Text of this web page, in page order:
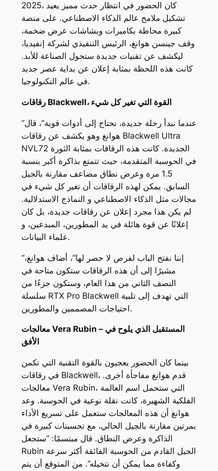
2025، كان الحضور في انتظار حدث مميز يعيد
تشكيل ملامح عالم الذكاء الاصطناعي. على منصة
كبيرة محاطة بكاميرات وبشاشات عرض ضخمة،
وقف جينسن هوانغ، الرئيس التنفيذي لشركة إنفيديا،
ليكشف عن تقنيات جديدة ستحول الصناعة للأبد.
كانت هذه اللحظة بمثابة إعلان عن بداية عصر جديد
في عالم التكنولوجيا.
رقاقات Blackwell، القوة التي تغير كل شيء
“عندما نبدأ رحلة جديدة، نحتاج إلى أدوات قوية”، قال
هوانغ وهو يكشف عن رقاقات Blackwell Ultra
NVL72 الجديدة. كانت هذه الرقاقات بمثابة الثورة
في الحوسبة المتقدمة، حيث تتمتع بذاكرة أكبر بنسبة
1.5 مرة وعرض نطاق مضاعف مقارنة بالجيل
السابق. يمكن لهذه الرقاقات أن تغير كل شيء في
مجالات مثل الذكاء الاصطناعي و النماذج الاستدلالية.
لم يكن هذا مجرد إعلان عن رقاقات جديدة، بل كان
إعلانًا عن قوة هائلة في يد المطورين، المبدعين، و
علماء البيانات.
“إننا نفتح الباب لفرص لا حصر لها”، أضاف هوانغ،
مشيرًا إلى أن هذه الرقاقات ستكون متاحة في
النصف الثاني من هذا العام، وستكون جزءًا من
سلسلة RTX Pro Blackwell التي تهدف إلى تلبية
احتياجات المصممين والمطورين.
معالجات Vera Rubin – المستقبل الذي يلوح في
الأفق
بينما كان الحضور يعجبون بالقوة التقنية التي تكمن
في رقاقات Blackwell، قدم هوانغ مفاجأة أخرى.
معالجات Vera Rubin، التي ستحمل اسم العالمة
الفلكية الشهيرة، كانت نقلة نوعية في الحوسبة. وعد
هوانغ أن هذه المعالجات ستعمل على تسريع الأداء
بمرتين مقارنة بالجيل الحالي، مع تحسينات كبيرة في
الذاكرة وعرض النطاق. قال مبتسمًا: “ستجعل
Rubin الجيل القادم من الحوسبة الفائقة أكثر سرعة
وكفاءة مما يمكن أن نتخيله”. من المتوقع أن يتم